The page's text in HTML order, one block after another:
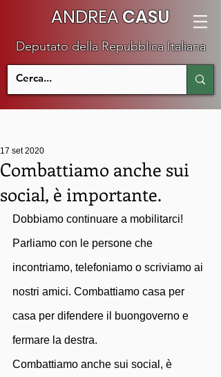
ANDREACASU
Deputato della Repubblica Italiana
Combattiamo anche sui
social, è importante.
17 set 2020
Dobbiamo continuare a mobilitarci!
Parliamo con le persone che
incontriamo, telefoniamo o scriviamo ai
nostri amici. Combattiamo casa per
casa per difendere il buongoverno e
fermare la destra.
Combattiamo anche sui social, è